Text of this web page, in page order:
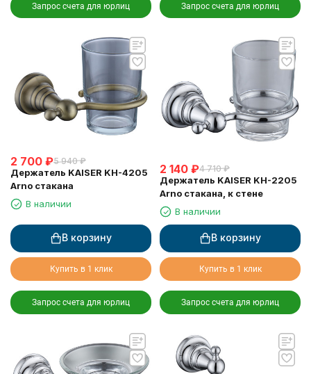
Запрос счета для юрлиц Запрос счета для юрлиц
2 700 ₽5 940 ₽
Держатель KAISER KH-4205
Arno стакана
В наличии
В корзину
Купить в 1 клик
Запрос счета для юрлиц
2 140 ₽4 710 ₽
Держатель KAISER KH-2205
Arno стакана, к стене
В наличии
В корзину
Купить в 1 клик
Запрос счета для юрлиц